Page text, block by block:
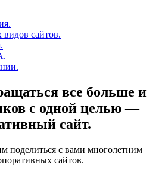
сайтов.
все больше и
с одной целью —
сайт.
поделиться с вами многолетним
сайтов.